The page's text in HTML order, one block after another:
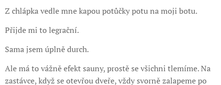
Z chlápka vedle mne kapou potůčky potu na moji botu.
Přijde mi to legrační.
Sama jsem úplně durch.
Ale má to vážně efekt sauny, prostě se všichni tlemíme. Na
zastávce, když se otevřou dveře, vždy svorně zalapeme po